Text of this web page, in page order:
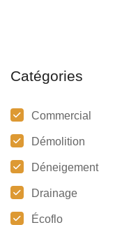
Catégories
Commercial
Démolition
Déneigement
Drainage
Écoflo